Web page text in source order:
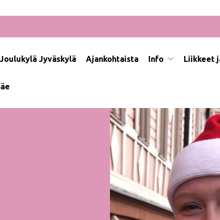
Joulukylä Jyväskylä Ajankohtaista Info Liikkeet